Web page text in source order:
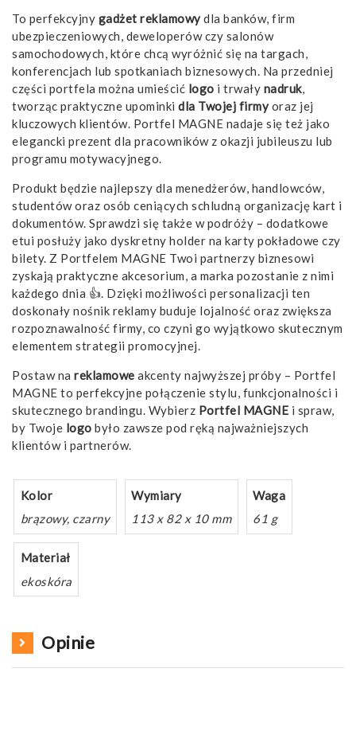
To perfekcyjny gadżet reklamowydla banków, firm
ubezpieczeniowych, deweloperów czy salonów
samochodowych, które chcą wyróżnić się na targach,
konferencjach lub spotkaniach biznesowych. Na przedniej
części portfela można umieścić logo i trwały nadruk,
tworząc praktyczne upominki dla Twojej firmyoraz jej
kluczowych klientów. Portfel MAGNE nadaje się też jako
elegancki prezent dla pracowników z okazji jubileuszu lub
programu motywacyjnego.
Produkt będzie najlepszy dla menedżerów, handlowców,
studentów oraz osób ceniących schludną organizację kart i
dokumentów. Sprawdzi się także w podróży – dodatkowe
etui posłuży jako dyskretny holder na karty pokładowe czy
bilety. Z Portfelem MAGNE Twoi partnerzy biznesowi
zyskają praktyczne akcesorium, a marka pozostanie z nimi
każdego dnia 👍. Dzięki możliwości personalizacji ten
doskonały nośnik reklamy buduje lojalność oraz zwiększa
rozpoznawalność firmy, co czyni go wyjątkowo skutecznym
elementem strategii promocyjnej.
Postaw na reklamowe akcenty najwyższej próby – Portfel
MAGNE to perfekcyjne połączenie stylu, funkcjonalności i
skutecznego brandingu. Wybierz Portfel MAGNE i spraw,
by Twoje logo było zawsze pod ręką najważniejszych
klientów i partnerów.
Kolor
brązowy, czarny
Wymiary
113 x 82 x 10 mm
Waga
61 g
Materiał
ekoskóra
Opinie